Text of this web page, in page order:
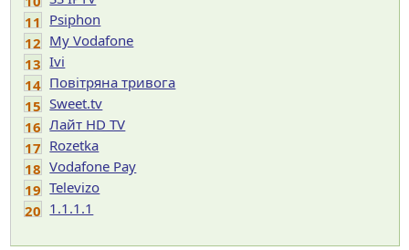
11 Psiphon
12 My Vodafone
13 Ivi
14 Повітряна тривога
15 Sweet.tv
16 Лайт HD TV
17 Rozetka
18 Vodafone Pay
19 Televizo
20 1.1.1.1